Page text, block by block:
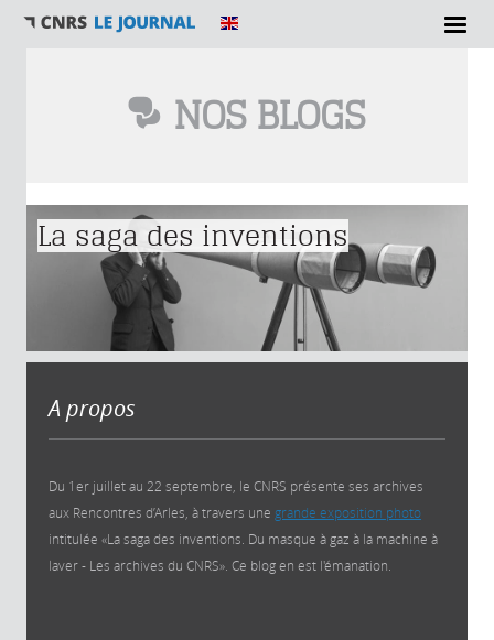
NOS BLOGS
Vous êtes ici
La saga des inventions
A propos
Du 1er juillet au 22 septembre, le CNRS présente ses archives
aux Rencontres d’Arles, à travers une grande exposition photo
intitulée «La saga des inventions. Du masque à gaz à la machine à
laver - Les archives du CNRS». Ce blog en est l'émanation.